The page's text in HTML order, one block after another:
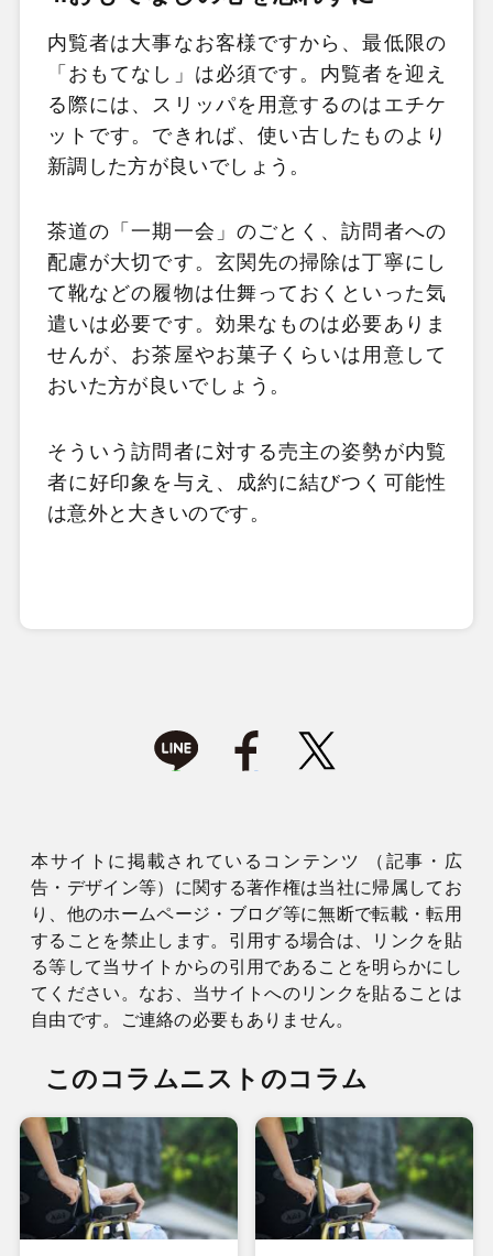
内覧者は大事なお客様ですから、最低限の
「おもてなし」は必須です。内覧者を迎え
る際には、スリッパを用意するのはエチケ
ットです。できれば、使い古したものより
新調した方が良いでしょう。
茶道の「一期一会」のごとく、訪問者への
配慮が大切です。玄関先の掃除は丁寧にし
て靴などの履物は仕舞っておくといった気
遣いは必要です。効果なものは必要ありま
せんが、お茶屋やお菓子くらいは用意して
おいた方が良いでしょう。
そういう訪問者に対する売主の姿勢が内覧
者に好印象を与え、成約に結びつく可能性
は意外と大きいのです。
本サイトに掲載されているコンテンツ （記事・広
告・デザイン等）に関する著作権は当社に帰属してお
り、他のホームページ・ブログ等に無断で転載・転用
することを禁止します。引用する場合は、リンクを貼
る等して当サイトからの引用であることを明らかにし
てください。なお、当サイトへのリンクを貼ることは
自由です。ご連絡の必要もありません。
このコラムニストのコラム